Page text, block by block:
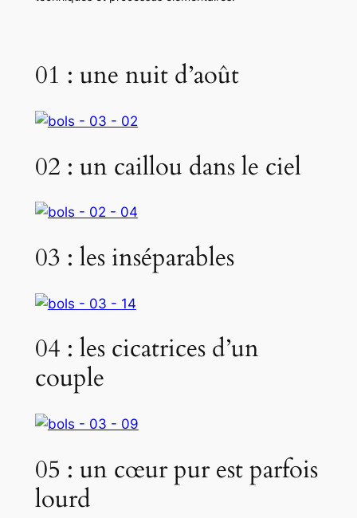
01 : une nuit d’août
02 : un caillou dans le ciel
03 : les inséparables
04 : les cicatrices d’un
couple
05 : un cœur pur est parfois
lourd